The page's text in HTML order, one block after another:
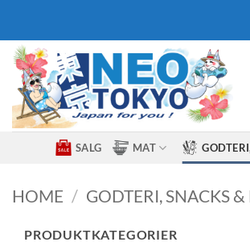
content
SALG MAT
HOME / GODTERI, SNACKS
PRODUKTKATEGORIER